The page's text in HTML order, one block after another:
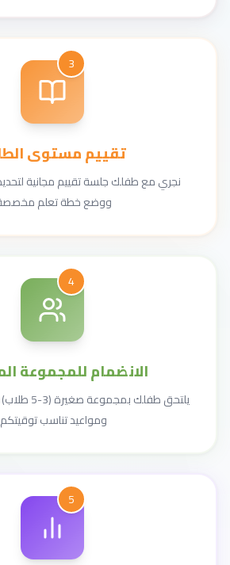
3
تقييم مستوى
نجري مع طفلك جلسة تقييم مجانية
ووضع خطة تعلم
4
الانضمام للمجموعة
يلتحق
ومواعيد تناسب
5